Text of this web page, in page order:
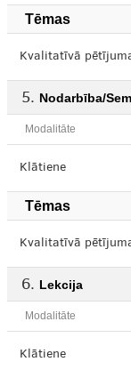
Tēmas
Kvalitatīvā
Nodarbība/
Modalitāte
Klātiene
Tēmas
Kvalitatīvā
Lekcija
Modalitāte
Klātiene